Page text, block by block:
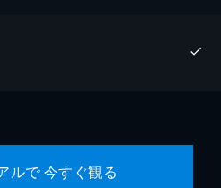
ルで 今すぐ観る